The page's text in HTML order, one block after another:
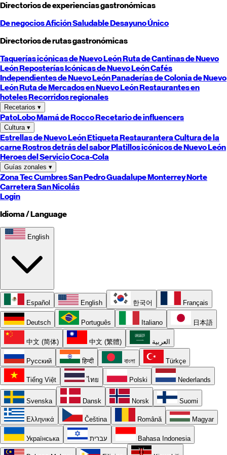
Directorios de experiencias gastronómicas
De negociosAficiónSaludableDesayunoÚnico
Directorios de rutas gastronómicas
Taquerías icónicas deNuevo LeónRuta de Cantinas deNuevo
LeónReposterías Icónicas deNuevo LeónCafés
Independientes deNuevo LeónPanaderías de Colonia deNuevo
LeónRuta de Mercados enNuevo LeónRestaurantes en
hotelesRecorridos regionales
Recetarios ▾
PatoLoboMamá de RoccoRecetario de influencers
Cultura ▾
Estrellas deNuevo LeónEtiqueta RestauranteraCultura de la
carneRostros detrás del saborPlatillos icónicos deNuevo León
Heroes del Servicio Coca-Cola
Guías zonales ▾
Zona TecCumbresSan PedroGuadalupeMonterreyNorte
CarreteraSan Nicolás
Login
Idioma / Language
English
Español English 한국어 Français
Deutsch Português Italiano 日本語
中文 (简体) 中文 (繁體) العربية
Русский हिन्दी বাংলা Türkçe
Tiếng Việt ไทย Polski Nederlands
Svenska Dansk Norsk Suomi
Ελληνικά Čeština Română Magyar
Українська עברית Bahasa Indonesia